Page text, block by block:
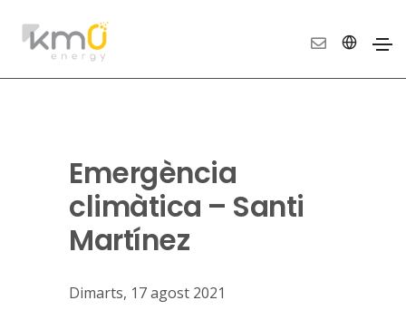
Emergència
climàtica – Santi
Martínez
Dimarts, 17 agost 2021